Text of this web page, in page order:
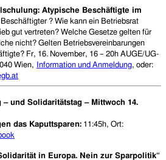
Atypische Beschäftigte im
? Wie kann ein Betriebsrat
gut vertreten? Welche Gesetze gelten für
nicht? Gelten Betriebsvereinbarungen
Fr, 16. November, 16 – 20h AUGE/UG-
Wien, Information und Anmeldung, oder:
und Solidaritätstag – Mittwoch 14.
das Kaputtsparen: 11:45h, Ort:
in Europa. Nein zur Sparpolitik“